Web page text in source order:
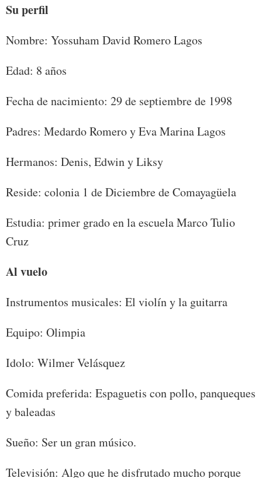
Su perfil
Nombre: Yossuham David Romero Lagos
Edad: 8 años
Fecha de nacimiento: 29 de septiembre de 1998
Padres: Medardo Romero y Eva Marina Lagos
Hermanos: Denis, Edwin y Liksy
Reside: colonia 1 de Diciembre de Comayagüela
Estudia: primer grado en la escuela Marco Tulio
Cruz
Al vuelo
Instrumentos musicales: El violín y la guitarra
Equipo: Olimpia
Idolo: Wilmer Velásquez
Comida preferida: Espaguetis con pollo, panqueques
y baleadas
Sueño: Ser un gran músico.
Televisión: Algo que he disfrutado mucho porque